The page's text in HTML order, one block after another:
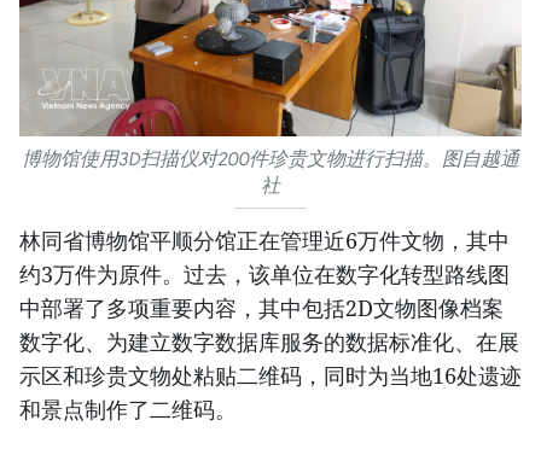
博物馆使用3D扫描仪对200件珍贵文物进行扫描。图自越通
社
林同省博物馆平顺分馆正在管理近6万件文物，其中
约3万件为原件。过去，该单位在数字化转型路线图
中部署了多项重要内容，其中包括2D文物图像档案
数字化、为建立数字数据库服务的数据标准化、在展
示区和珍贵文物处粘贴二维码，同时为当地16处遗迹
和景点制作了二维码。